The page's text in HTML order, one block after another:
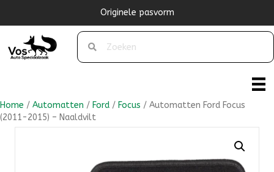
Originele pasvorm
Home / Automatten / Ford / Focus / Automatten Ford Focus
(2011-2015) – Naaldvilt